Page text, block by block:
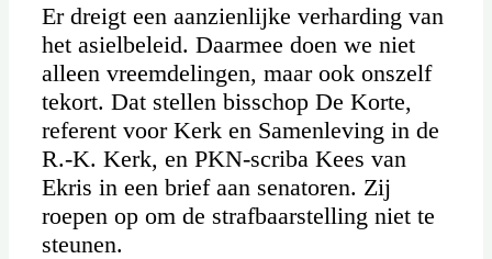
Er dreigt een aanzienlijke verharding van
het asielbeleid. Daarmee doen we niet
alleen vreemdelingen, maar ook onszelf
tekort. Dat stellen bisschop De Korte,
referent voor Kerk en Samenleving in de
R.-K. Kerk, en PKN-scriba Kees van
Ekris in een brief aan senatoren. Zij
roepen op om de strafbaarstelling niet te
steunen.